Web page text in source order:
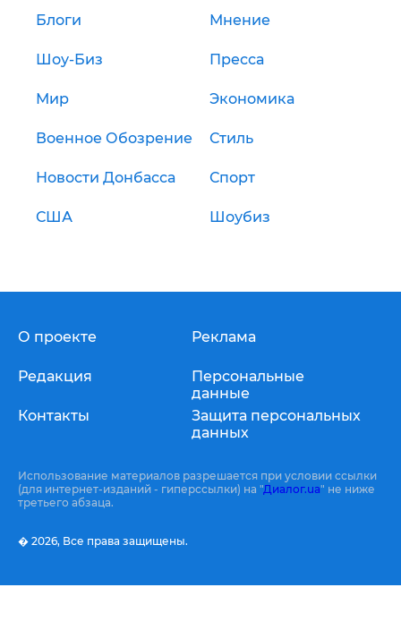
Блоги Мнение
Шоу-Биз Пресса
Мир Экономика
Военное Обозрение Стиль
Новости Донбасса Спорт
США Шоубиз
О проекте
Редакция
Контакты
Реклама
Персональные
данные
Защита персональных
данных
Использование материалов разрешается при условии ссылки
(для интернет-изданий - гиперссылки) на "Диалог.ua" не ниже
третьего абзаца.
� 2026, Все права защищены.